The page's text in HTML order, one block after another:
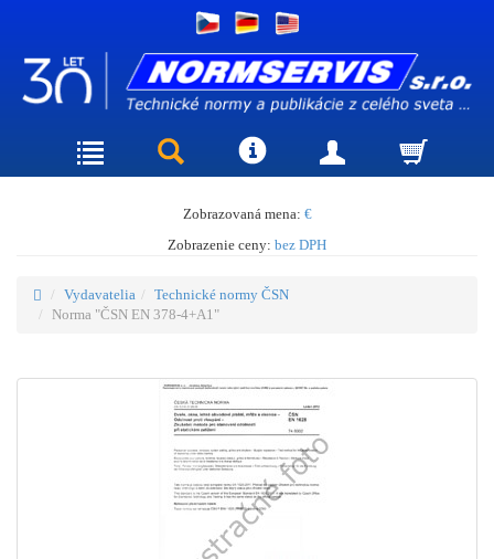
Zobrazovaná mena: €
Zobrazenie ceny: bez DPH
Vydavatelia
Technické normy ČSN
Norma "ČSN EN 378-4+A1"